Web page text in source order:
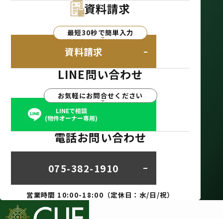
資料請求
最短30秒で簡単入力
資料請求
LINE問い合わせ
お気軽にお問合せください
LINEで相談
(物件オーナー専用)
電話お問い合わせ
075-382-1910
営業時間 10:00-18:00（定休日：水/日/祝）